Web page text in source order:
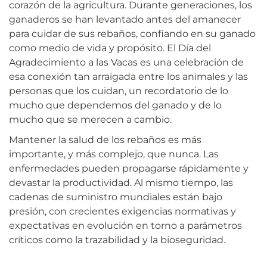
corazón de la agricultura. Durante generaciones, los
ganaderos se han levantado antes del amanecer
para cuidar de sus rebaños, confiando en su ganado
como medio de vida y propósito. El Día del
Agradecimiento a las Vacas es una celebración de
esa conexión tan arraigada entre los animales y las
personas que los cuidan, un recordatorio de lo
mucho que dependemos del ganado y de lo
mucho que se merecen a cambio.
Mantener la salud de los rebaños es más
importante, y más complejo, que nunca. Las
enfermedades pueden propagarse rápidamente y
devastar la productividad. Al mismo tiempo, las
cadenas de suministro mundiales están bajo
presión, con crecientes exigencias normativas y
expectativas en evolución en torno a parámetros
críticos como la trazabilidad y la bioseguridad.